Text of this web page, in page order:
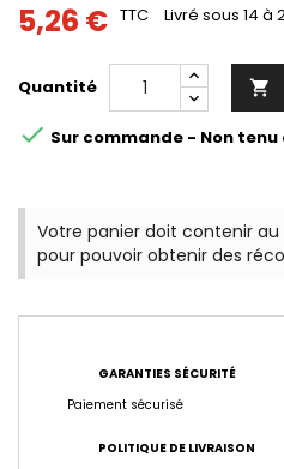
5,26 € TTC Livré sous 14 à
Quantité 
 Sur commande - Non tenu
Votre panier doit contenir
pour pouvoir obtenir des
GARANTIES SÉCURITÉ
Paiement sécurisé
POLITIQUE DE LIVRAISON